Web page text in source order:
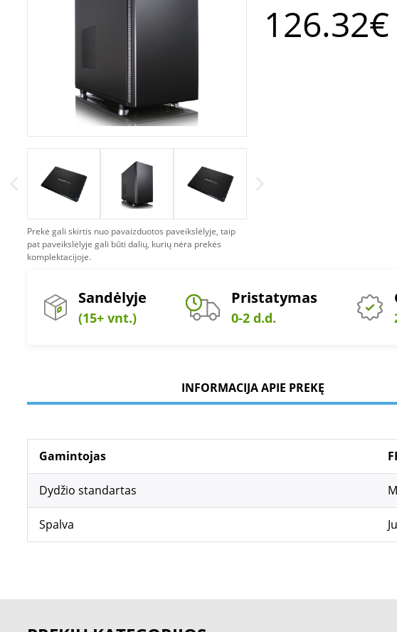
Prekė gali skirtis nuo pavaizduotos paveikslėlyje, taip
pat paveikslėlyje gali būti dalių, kurių nėra prekės
komplektacijoje.
126.32€
Sandėlyje
(15+ vnt.)
Pristatymas
0-2 d.d.
INFORMACIJA APIE PREKĘ
Gamintojas
Dydžio standartas
Spalva